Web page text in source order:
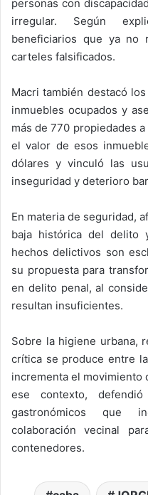
personas con
irregular. Según
beneficiarios que ya no
carteles falsificados.
Macri también destacó
inmuebles ocupados y
más de 770 propiedades
el valor de esos
dólares y vinculó las
inseguridad y deterioro
En materia de seguridad,
baja histórica del delito
hechos delictivos son
su propuesta para
en delito penal, al
resultan insuficientes.
Sobre la higiene urbana,
crítica se produce entre
incrementa el movimiento
ese contexto,
gastronómicos que
colaboración vecinal
contenedores.